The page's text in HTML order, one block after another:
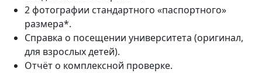
2 фотографии стандартного «паспортного»
размера*.
Справка о посещении университета (оригинал,
для взрослых детей).
Отчёт о комплексной проверке.